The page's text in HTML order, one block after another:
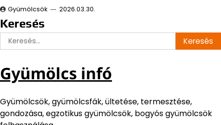
Gyümölcsök 2026.03.30.
Keresés
Keresés:
Gyümölcs infó
Gyümölcsök, gyümölcsfák, ültetése, termesztése,
gondozása, egzotikus gyümölcsök, bogyós gyümölcsök